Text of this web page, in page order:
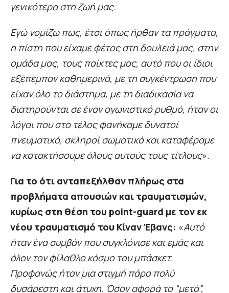
γενικότερα στη ζωή μας.
Εγώ νομίζω πως, έτσι όπως ήρθαν τα πράγματα,
η πίστη που είχαμε φέτος στη δουλειά μας, στην
ομάδα μας, τους παίκτες μας, αυτό που οι ίδιοι
εξέπεμπαν καθημερινά, με τη συγκέντρωση που
είχαν όλο το διάστημα, με τη διαδικασία να
διατηρούνται σε έναν αγωνιστικό ρυθμό, ήταν οι
λόγοι που στο τέλος φανήκαμε δυνατοί
πνευματικά, σκληροί σωματικά και καταφέραμε
να κατακτήσουμε όλους αυτούς τους τίτλους».
Για το ότι ανταπεξήλθαν πλήρως στα
προβλήματα απουσιών και τραυματισμών,
κυρίως στη θέση του point-guard με τον εκ
νέου τραυματισμό του Κίναν Έβανς: «Αυτό
ήταν ένα συμβάν που συγκλόνισε και εμάς και
όλον τον φίλαθλο κόσμο του μπάσκετ.
Προφανώς ήταν μια στιγμή πάρα πολύ
δυσάρεστη και άτυχη. Όσον αφορά το “μετά”,